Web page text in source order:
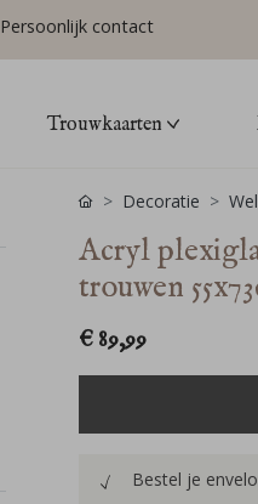
Persoonlijk contact
Trouwkaarten
Decoratie
Acryl
trouwen
€ 89,99
Bestel je